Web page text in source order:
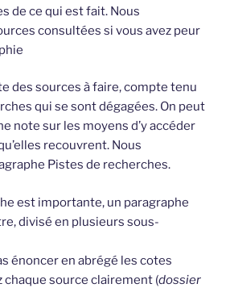
de ce qui est fait. Nous
consultées si vous avez peur
des sources à faire, compte tenu
qui se sont dégagées. On peut
note sur les moyens d’y accéder
recouvrent. Nous
Pistes de recherches.
est importante, un paragraphe
divisé en plusieurs sous-
énoncer en abrégé les cotes
chaque source clairement (dossier